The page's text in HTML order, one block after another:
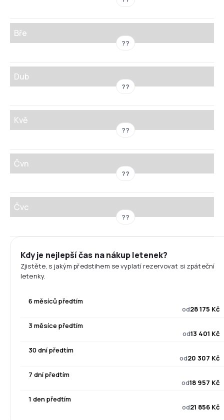
Bře
??
Dub
??
Kvě
??
Čvn
??
Čvc
??
Kdy je nejlepší čas na nákup letenek?
Zjistěte, s jakým předstihem se vyplatí rezervovat si zpáteční
letenky.
6 měsíců předtím
od28 175 Kč
3 měsíce předtím
od13 401 Kč
30 dní předtím
od20 307 Kč
7 dní předtím
od18 957 Kč
1 den předtím
od21 856 Kč